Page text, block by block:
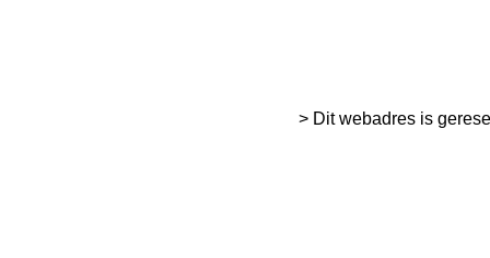
> Dit webadres is